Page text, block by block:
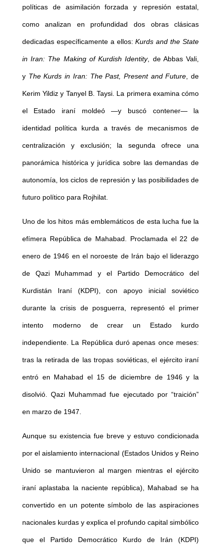
políticas de asimilación forzada y represión estatal,
como analizan en profundidad dos obras clásicas
dedicadas específicamente a ellos:Kurds and the State
in Iran: The Making of Kurdish Identity, de Abbas Vali,
y The Kurds in Iran: The Past, Present and Future , de
Kerim Yildiz y Tanyel B. Taysi. La primera examina cómo
el Estado iraní moldeó —y buscó contener— la
identidad política kurda a través de mecanismos de
centralización y exclusión; la segunda ofrece una
panorámica histórica y jurídica sobre las demandas de
autonomía, los ciclos de represión y las posibilidades de
futuro político para Rojhilat.
Uno de los hitos más emblemáticos de esta lucha fue la
efímera República de Mahabad. Proclamada el 22 de
enero de 1946 en el noroeste de Irán bajo el liderazgo
de Qazi Muhammad y el Partido Democrático del
Kurdistán Iraní (KDPI), con apoyo inicial soviético
durante la crisis de posguerra, representó el primer
intento moderno de crear un Estado kurdo
independiente. La República duró apenas once meses:
tras la retirada de las tropas soviéticas, el ejército iraní
entró en Mahabad el 15 de diciembre de 1946 y la
disolvió. Qazi Muhammad fue ejecutado por “traición”
en marzo de 1947.
Aunque su existencia fue breve y estuvo condicionada
por el aislamiento internacional (Estados Unidos y Reino
Unido se mantuvieron al margen mientras el ejército
iraní aplastaba la naciente república), Mahabad se ha
convertido en un potente símbolo de las aspiraciones
nacionales kurdas y explica el profundo capital simbólico
que el Partido Democrático Kurdo de Irán (KDPI)